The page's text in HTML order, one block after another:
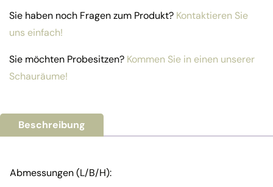
Sie haben noch Fragen zum Produkt? Kontaktieren Sie
uns einfach!
Sie möchten Probesitzen? Kommen Sie in einen unserer
Schauräume!
Beschreibung
Abmessungen (L/B/H):